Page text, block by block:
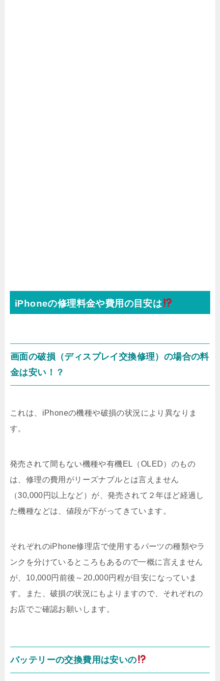
iPhoneの修理料金や費用の目安は
画面の破損（ディスプレイ交換修理）の場合の料
金は安い！？
これは、iPhoneの機種や破損の状況により異なりま
す。
発売されて間もない機種や有機EL（OLED）のもの
は、修理の費用がリーズナブルとは言えません
（30,000円以上など）が、発売されて２年ほど経過し
た機種などは、値段が下がってきています。
それぞれのiPhone修理店で使用するパーツの種類やラ
ンクを分けているところもあるので一概に言えません
が、10,000円前後～20,000円程が目安になっていま
す。また、破損の状況にもよりますので、それぞれの
お店でご確認お願いします。
バッテリーの交換費用は安いの